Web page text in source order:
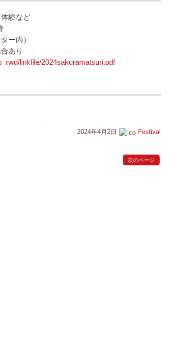
験など
ー内）
あり
linkfile/2024sakuramatsuri.pdf
2024年4月2日 Festival
次のページ